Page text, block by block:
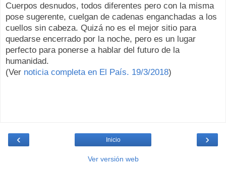
Cuerpos desnudos, todos diferentes pero con la misma
pose sugerente, cuelgan de cadenas enganchadas a los
cuellos sin cabeza. Quizá no es el mejor sitio para
quedarse encerrado por la noche, pero es un lugar
perfecto para ponerse a hablar del futuro de la
humanidad.
(Ver noticia completa en El País. 19/3/2018)
‹ ›
Inicio
Ver versión web